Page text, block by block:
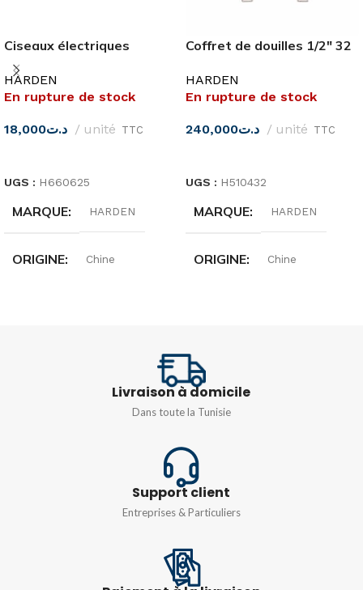
Ciseaux électriques
138MM
HARDEN
En rupture de stock
د.ت18,000 unité TTC
UGS : H660625
MARQUE HARDEN
ORIGINE Chine
Acier
Coffret de douilles 1/2″ 32
HARDEN
En rupture de stock
د.ت240,000 unité TTC
UGS : H510432
MARQUE HARDEN
ORIGINE Chine
Livraison à domicile
Dans toute la Tunisie
Support client
Entreprises & Particuliers